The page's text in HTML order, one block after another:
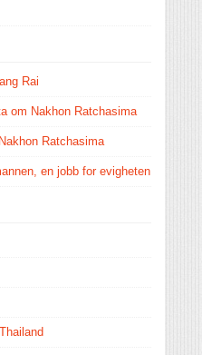
Rai
om Nakhon Ratchasima
Ratchasima
en jobb for evigheten